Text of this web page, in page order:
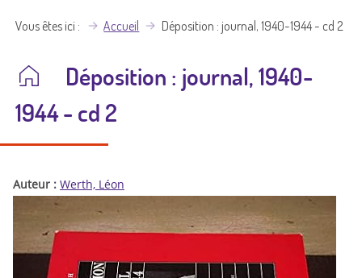
Vous êtes ici Accueil Déposition : journal, 1940-1944 - cd 2
Déposition : journal, 1940-
1944 - cd 2
Auteur : Werth, Léon